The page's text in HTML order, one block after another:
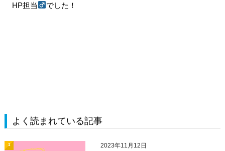
HP担当 でした！
よく読まれている記事
1 2023年11月12日